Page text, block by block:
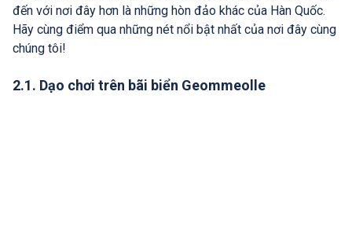
đến với nơi đây hơn là những hòn đảo khác của Hàn Quốc.
Hãy cùng điểm qua những nét nổi bật nhất của nơi đây cùng
chúng tôi!
2.1. Dạo chơi trên bãi biển Geommeolle